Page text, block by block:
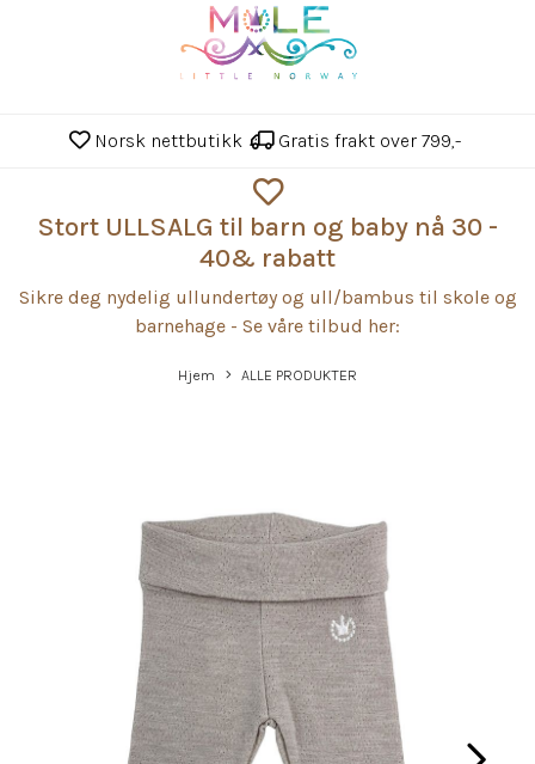
Norsk nettbutikk Gratis frakt over 799,-
Stort ULLSALG til barn og baby nå 30 -
40& rabatt
Sikre deg nydelig ullundertøy og ull/bambus til skole og
barnehage - Se våre tilbud her:
Hjem ALLE PRODUKTER